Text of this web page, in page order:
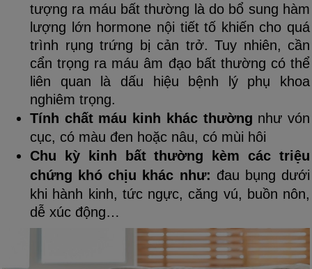
tượng ra máu bất thường là do bổ sung hàm
lượng lớn hormone nội tiết tố khiến cho quá
trình rụng trứng bị cản trở. Tuy nhiên, cần
cẩn trọng ra máu âm đạo bất thường có thể
liên quan là dấu hiệu bệnh lý phụ khoa
nghiêm trọng.
Tính chất máu kinh khác thường như vón
cục, có màu đen hoặc nâu, có mùi hôi
Chu kỳ kinh bất thường kèm các triệu
chứng khó chịu khác như: đau bụng dưới
khi hành kinh, tức ngực, căng vú, buồn nôn,
dễ xúc động…